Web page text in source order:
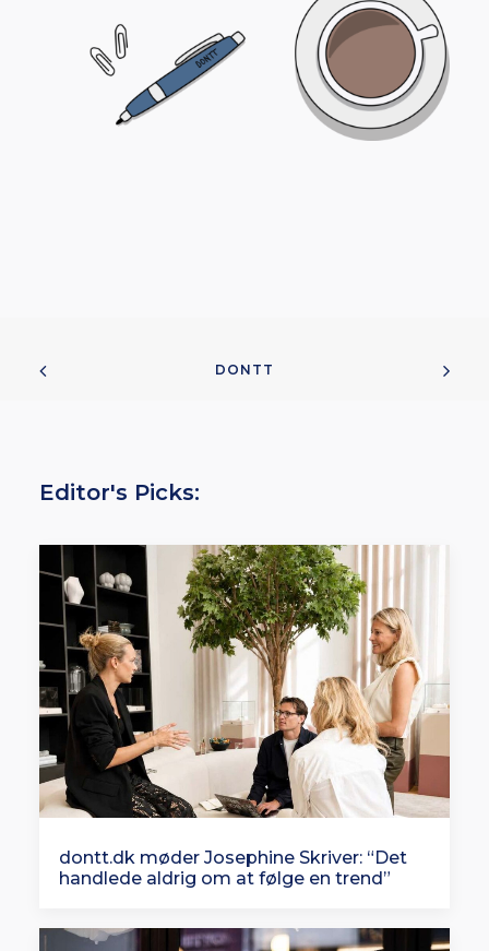
DONTT
Editor's Picks:
dontt.dk møder Josephine Skriver: “Det
handlede aldrig om at følge en trend”